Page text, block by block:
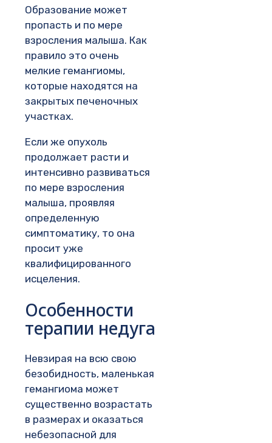
Образование может
пропасть и по мере
взросления малыша. Как
правило это очень
мелкие гемангиомы,
которые находятся на
закрытых печеночных
участках.
Если же опухоль
продолжает расти и
интенсивно развиваться
по мере взросления
малыша, проявляя
определенную
симптоматику, то она
просит уже
квалифицированного
исцеления.
Особенности
терапии недуга
Невзирая на всю свою
безобидность, маленькая
гемангиома может
существенно возрастать
в размерах и оказаться
небезопасной для